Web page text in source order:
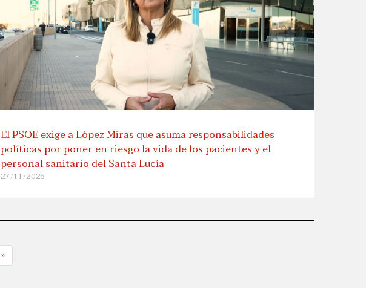
El PSOE exige a López Miras que asuma responsabilidades
políticas por poner en riesgo la vida de los pacientes y el
personal sanitario del Santa Lucía
27/11/2025
»